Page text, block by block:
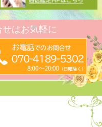
はお気軽に